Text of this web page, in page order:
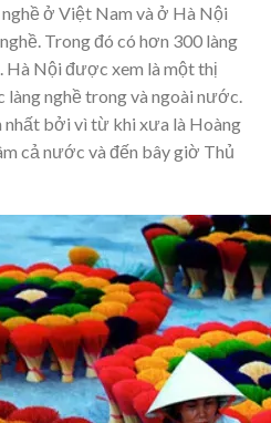
ở Việt Nam và ở Hà Nội
Trong đó có hơn 300 làng
Hà Nội được xem là một thị
nghề trong và ngoài nước.
bởi vì từ khi xưa là Hoàng
cả nước và đến bây giờ Thủ